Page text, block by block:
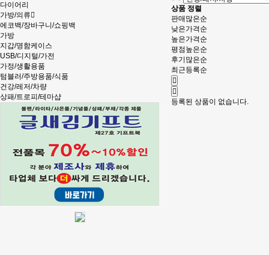
다이어리
가방/의류
에코백/장바구니/쇼핑백
가방
지갑/명함케이스
USB/디지털/가전
가정/생활용품
텀블러/주방용품/식품
건강/레저/차량
상패/트로피/테마샵
상품 정렬
판매많은순
낮은가격순
높은가격순
평점높은순
후기많은순
최근등록순
등록된 상품이 없습니다.